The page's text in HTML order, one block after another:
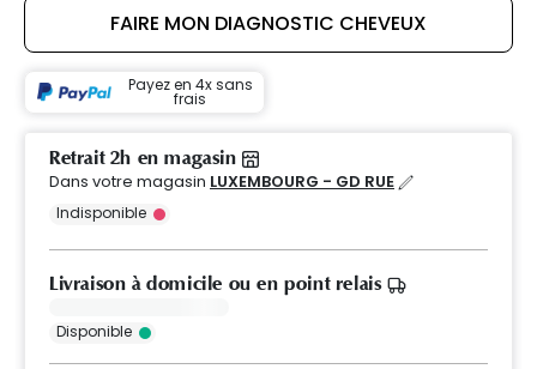
FAIRE MON DIAGNOSTIC CHEVEUX
Payez en 4x sans
frais
Retrait 2h en magasin
Dans votre magasin LUXEMBOURG - GD RUE
Indisponible
Livraison à domicile ou en point relais
Disponible